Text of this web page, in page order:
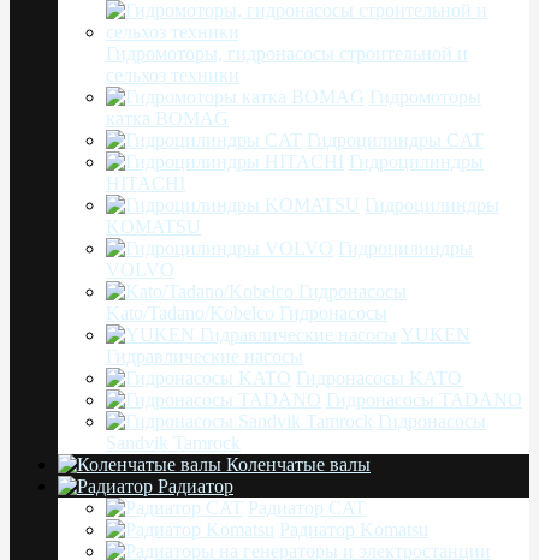
Гидромоторы, гидронасосы строительной и
сельхоз техники
Гидромоторы
катка BOMAG
Гидроцилиндры CAT
Гидроцилиндры
HITACHI
Гидроцилиндры
KOMATSU
Гидроцилиндры
VOLVO
Kato/Tadano/Kobelco Гидронасосы
YUKEN
Гидравлические насосы
Гидронасосы KATO
Гидронасосы TADANO
Гидронасосы
Sandvik Tamrock
Коленчатые валы
Радиатор
Радиатор CAT
Радиатор Komatsu